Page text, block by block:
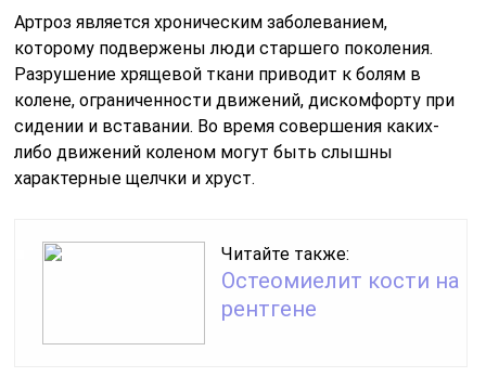
Артроз является хроническим заболеванием,
которому подвержены люди старшего поколения.
Разрушение хрящевой ткани приводит к болям в
колене, ограниченности движений, дискомфорту при
сидении и вставании. Во время совершения каких-
либо движений коленом могут быть слышны
характерные щелчки и хруст.
Читайте также:
Остеомиелит кости на
рентгене